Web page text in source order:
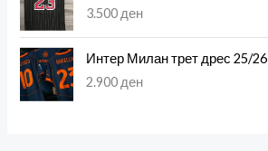
3.500 ден
Интер Милан трет дрес 25/26
2.900 ден